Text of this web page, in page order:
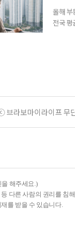
올해 부
전국
브라보마이라이프 무